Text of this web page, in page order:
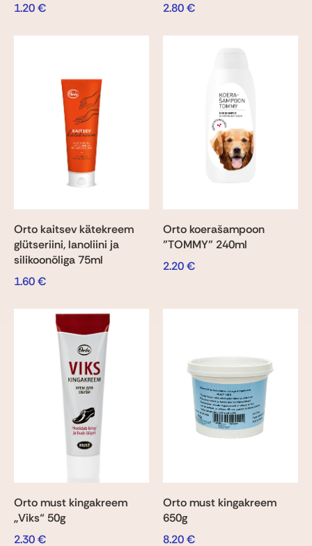
1.20€
2.80€
Orto kaitsev kätekreem
glütseriini, lanoliini ja
silikoonõliga 75ml
1.60€
Orto koerašampoon
"TOMMY" 240ml
2.20€
Orto must kingakreem
„Viks“ 50g
2.30€
Orto must kingakreem
650g
8.20€